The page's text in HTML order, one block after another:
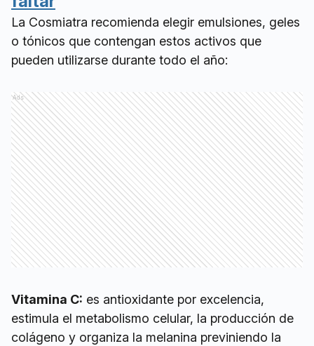
La Cosmiatra recomienda elegir emulsiones, geles
o tónicos que contengan estos activos que
pueden utilizarse durante todo el año:
Ads
Vitamina C: es antioxidante por excelencia,
estimula el metabolismo celular, la producción de
colágeno y organiza la melanina previniendo la